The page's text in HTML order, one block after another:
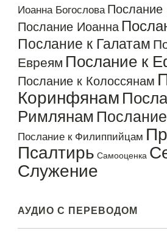
Иоанна Богослова Послание
Послание Иоанна
Послание к Галатам
Евреям Послание к
Послание к Колоссянам
Коринфянам
Римлянам
Послание к Филиппийцам
Псалтирь Самооценка
Служение
АУДИО С ПЕРЕВОДОМ